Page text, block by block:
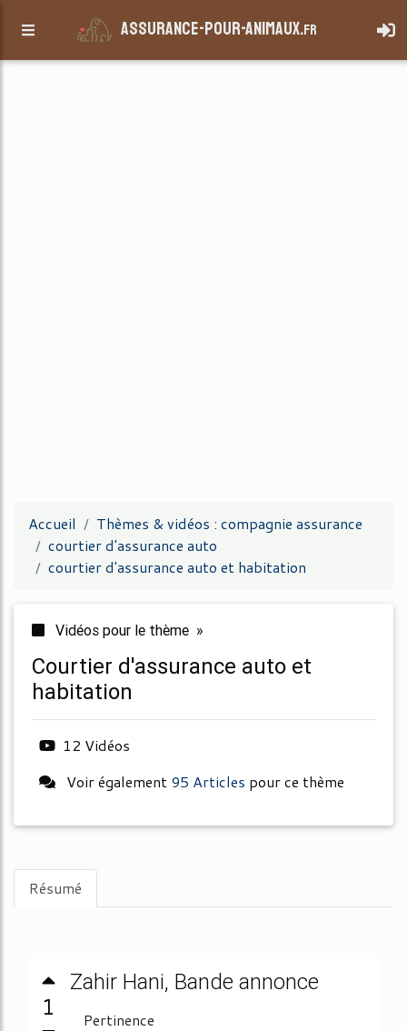
assurance-pour-animaux.fr
Accueil
Thèmes & vidéos : compagnie assurance
courtier d'assurance auto
courtier d'assurance auto et habitation
Vidéos pour le thème »
courtier d'assurance auto et
habitation
12 Vidéos
Voir également 95 Articles pour ce thème
Résumé
1
Zahir Hani, Bande annonce
Pertinence